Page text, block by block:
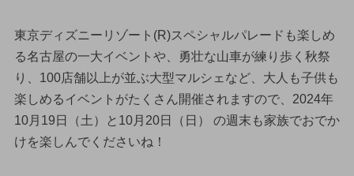
東京ディズニーリゾート(R)スペシャルパレードも楽しめ
る名古屋の一大イベントや、勇壮な山車が練り歩く秋祭
り、100店舗以上が並ぶ大型マルシェなど、大人も子供も
楽しめるイベントがたくさん開催されますので、2024年
10月19日（土）と10月20日（日） の週末も家族でおでか
けを楽しんでくださいね！